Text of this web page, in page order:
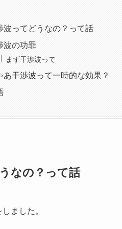
波ってどうなの？って話
波の功罪
まず干渉波って
あ干渉波って一時的な効果？
なの？って話
ました。